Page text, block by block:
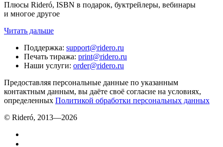
Плюсы Rideró, ISBN в подарок, буктрейлеры, вебинары
и многое другое
Читать дальше
Поддержка: support@ridero.ru
Печать тиража: print@ridero.ru
Наши услуги: order@ridero.ru
Предоставляя персональные данные по указанным
контактным данным, вы даёте своё согласие на условиях,
определенных Политикой обработки персональных данных
© Rideró, 2013—2026